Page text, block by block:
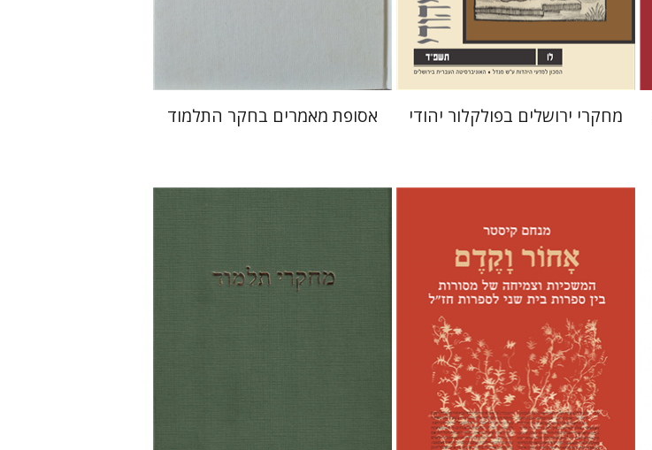
הנחת אתר ספר מודפס
מחקרי ירושלים בפולקלור יהודי אסופת מאמרים בחקר התלמוד
מנחם קיסטר
שלמה נאה יואב רוזנטל